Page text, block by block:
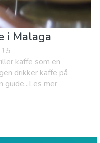
i Malaga
kaffe som en
drikker kaffe på
guide...Les mer